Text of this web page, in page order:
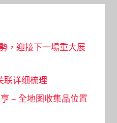
，迎接下一場重大展
联详细梳理
– 全地图收集品位置